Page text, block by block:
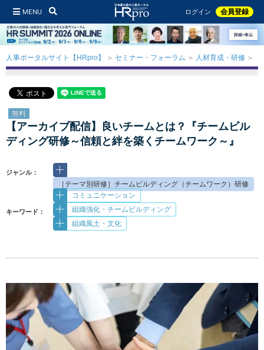
MENU ログイン 会員登録
人事ポータルサイト【HRpro】 セミナー・フォーラム 人材育成・研修
無料
【アーカイブ配信】良いチームとは？『チームビル
ディング研修～信頼と絆を築くチームワーク～』
ジャンル：
［テーマ別研修］チームビルディング（チームワーク）研修
キーワード：
コミュニケーション
組織強化・チームビルディング
組織風土・文化